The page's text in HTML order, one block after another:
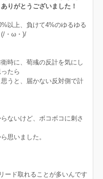
りがとうございました！
以上、負けて4%のゆるゆる
(/・ω・)/
時に、荀彧の反計を気にし
たら
うと、届かない反対側で計
ないけど、ボコボコに刺さ
思いました。
ード取れることが多いんです